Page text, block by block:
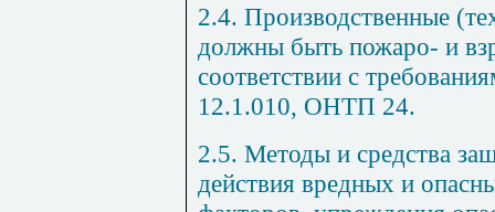
2.4. Производственные
должны быть пожаро- и
соответствии с
12.1.010, ОНТП 24.
2.5. Методы и средства
действия вредных и